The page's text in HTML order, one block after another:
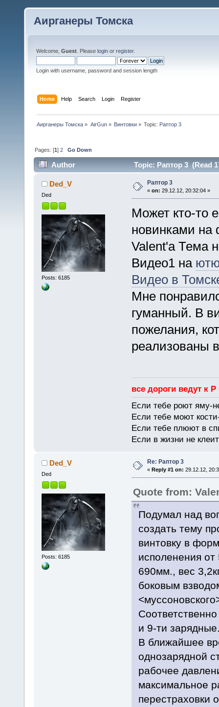
Аирганеры Томска
Welcome, Guest . Please login or register.
Login with username, password and session length
Home Help Search Login Register
Аирганеры Томска » AirGun» Винтовки» Topic: Раптор 3
Pages: [1]2 Go Down
Author Topic: Раптор 3 (Read
Ded_V
Ded
Posts: 6185
Раптор 3
« on: 29.12.12, 20:32:04 »
Может кто-то
новинками на
Valent'а Тема
Видео1 на
Видео в
Мне
гуманный. В
пожелания,
реализованы
все дороги ведут к
Если тебе роют яму-
Если тебе моют
Если тебе плюют в
Если в жизни не
Ded_V
Ded
Posts: 6185
Re: Раптор 3
« Reply #1 on: 29.12.12,
Quote from:
Подумал над
создать тему
винтовку в
исполенения
690мм., вес
боковым
и 9-ти
В ближайшее
однозарядной
рабочее
максимальное
перестраховки